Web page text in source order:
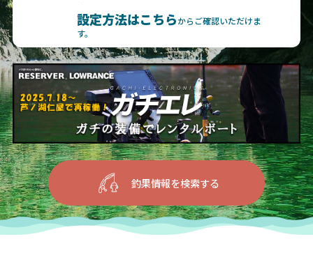
設定方法はこちらからご確認いただけま
す。
釣果情報を検索する